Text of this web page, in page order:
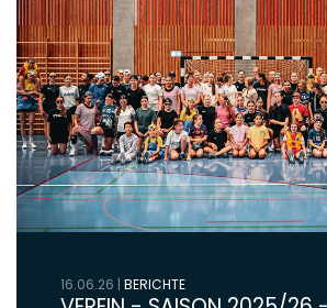
16.06.26 | BERICHTE